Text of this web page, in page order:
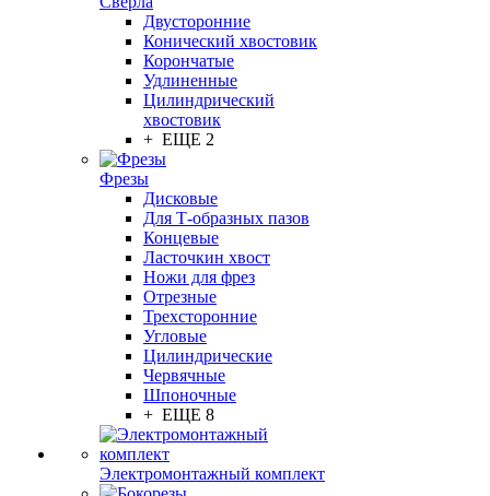
Двусторонние
Конический хвостовик
Корончатые
Удлиненные
Цилиндрический
хвостовик
+ ЕЩЕ 2
Фрезы
Дисковые
Для Т-образных пазов
Концевые
Ласточкин хвост
Ножи для фрез
Отрезные
Трехсторонние
Угловые
Цилиндрические
Червячные
Шпоночные
+ ЕЩЕ 8
Электромонтажный комплект